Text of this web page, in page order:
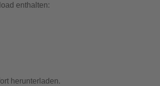
enthalten:
herunterladen.